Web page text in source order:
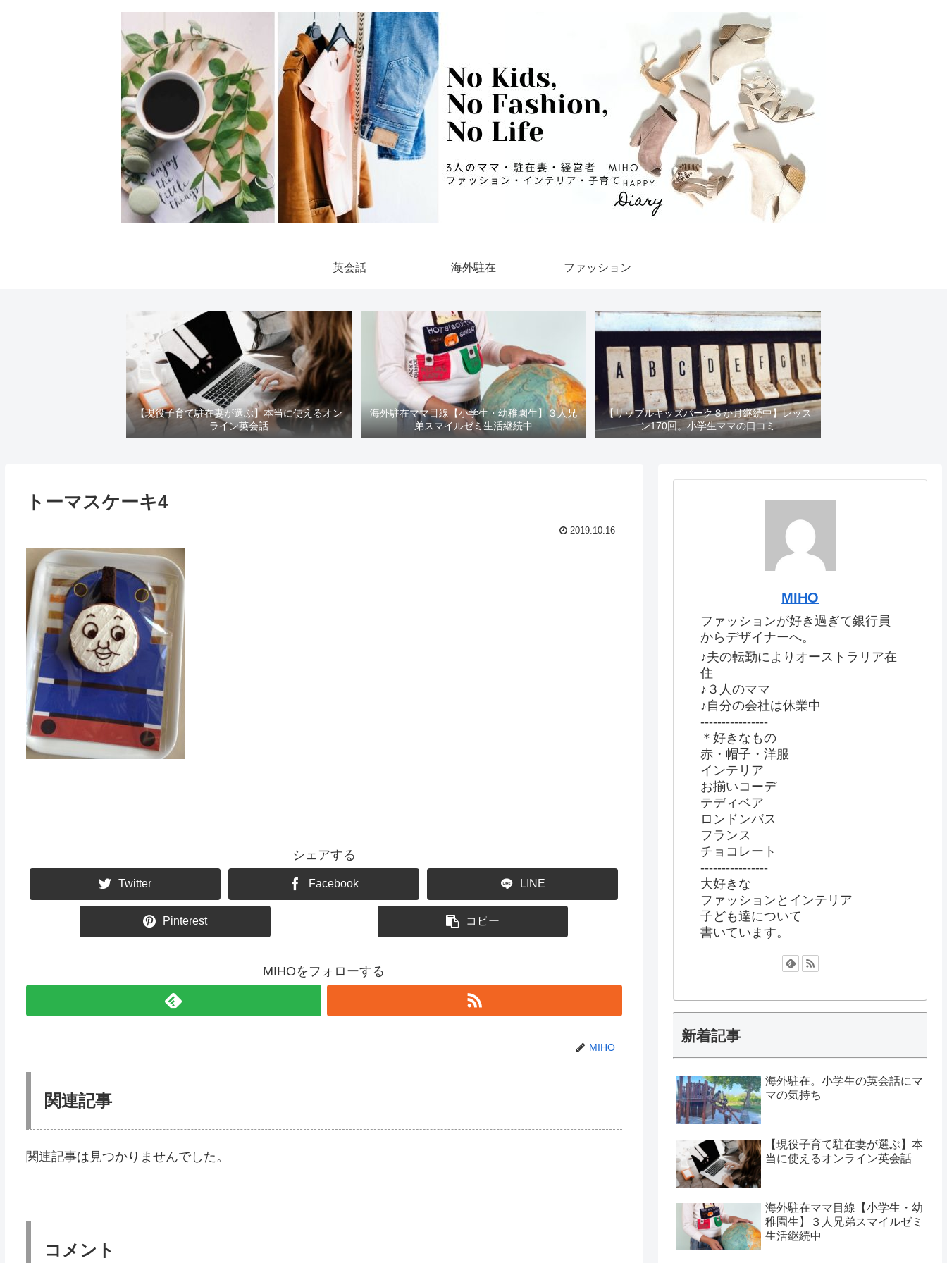
英会話 海外駐在 ファッション
【現役子育て駐在妻が選ぶ】本当に使えるオン
ライン英会話
海外駐在ママ目線【小学生・幼稚園生】３人兄
弟スマイルゼミ生活継続中
【リップルキッズパーク８か月継続中】レッス
ン170回。小学生ママの口コミ
トーマスケーキ4
2019.10.16
シェアする
Twitter Facebook LINE
Pinterest コピー
MIHOをフォローする
MIHO
関連記事
関連記事は見つかりませんでした。
コメント
MIHO
ファッションが好き過ぎて銀行員
からデザイナーへ。
♪夫の転勤によりオーストラリア在
住
♪３人のママ
♪自分の会社は休業中
‐‐‐‐‐‐‐‐‐‐‐‐‐‐‐‐
＊好きなもの
赤・帽子・洋服
インテリア
お揃いコーデ
テディベア
ロンドンバス
フランス
チョコレート
‐‐‐‐‐‐‐‐‐‐‐‐‐‐‐‐
大好きな
ファッションとインテリア
子ども達について
書いています。
新着記事
海外駐在。小学生の英会話にマ
マの気持ち
【現役子育て駐在妻が選ぶ】本
当に使えるオンライン英会話
海外駐在ママ目線【小学生・幼
稚園生】３人兄弟スマイルゼミ
生活継続中